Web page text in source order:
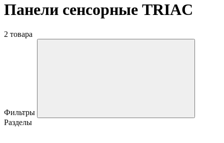
Панели сенсорные TRIAC
2 товара
Фильтры
Разделы